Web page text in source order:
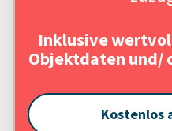
Inklusive
Objektdaten und/
Kostenlos